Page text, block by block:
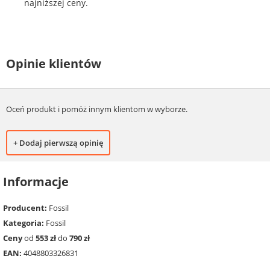
najniższej ceny.
Opinie klientów
Oceń produkt i pomóż innym klientom w wyborze.
+ Dodaj pierwszą opinię
Informacje
Producent: Fossil
Kategoria: Fossil
Cenyod 553 złdo 790 zł
EAN: 4048803326831